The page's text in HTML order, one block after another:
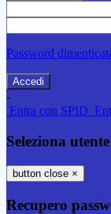
Password
-
Entra con SPID
Seleziona utente
button close ×
Recupero